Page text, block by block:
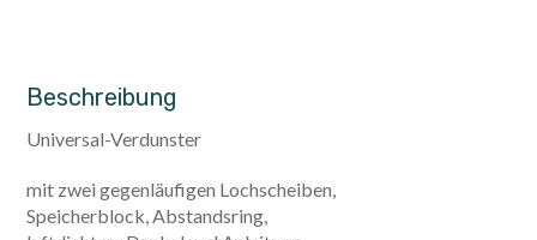
Beschreibung
Universal-Verdunster
mit zwei gegenläufigen Lochscheiben,
Speicherblock, Abstandsring,